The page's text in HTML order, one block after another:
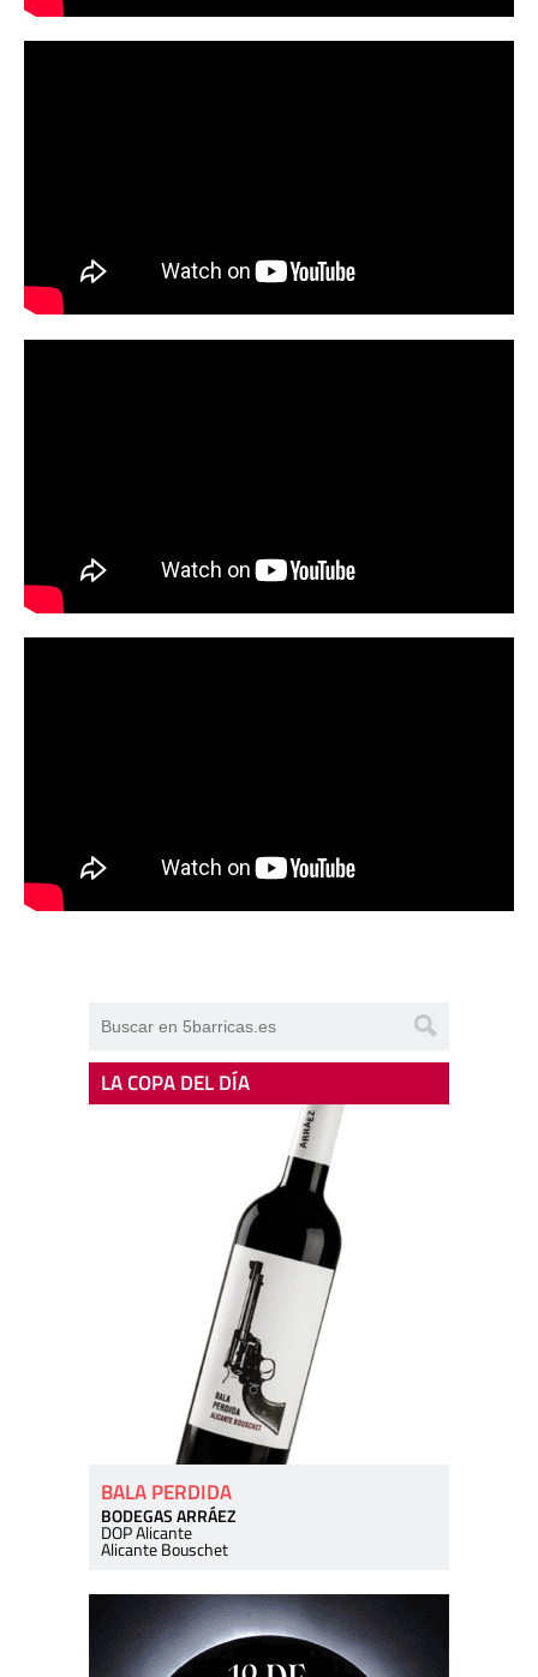
LA COPA DEL DÍA
BALA PERDIDA
BODEGAS ARRÁEZ
DOP Alicante
Alicante Bouschet